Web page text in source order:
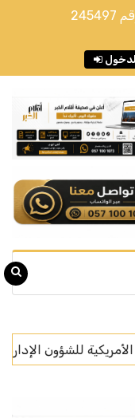
245497
الإدارية